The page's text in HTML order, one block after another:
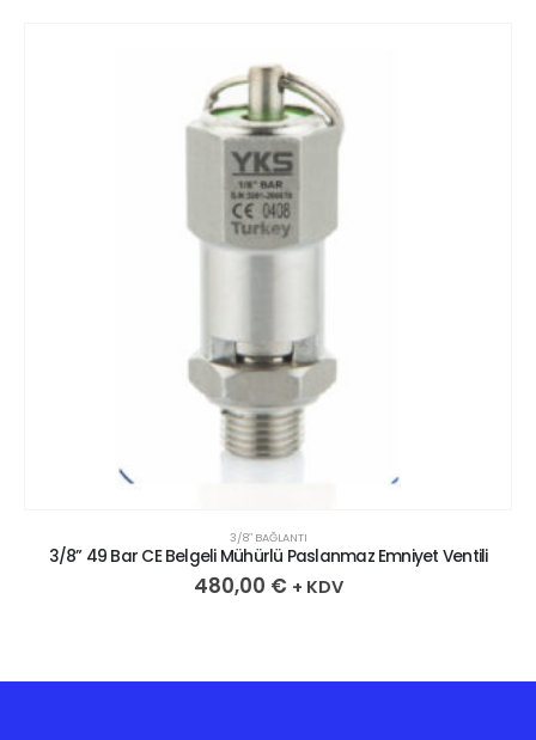
3/8″ BAĞLANTI
3/8” 49 Bar CE Belgeli Mühürlü Paslanmaz Emniyet Ventili
480,00 € + KDV